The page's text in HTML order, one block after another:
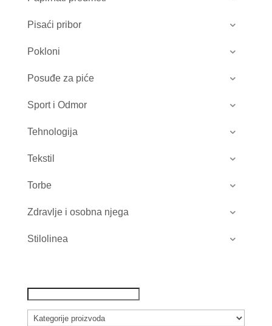
Pisaći pribor
Pokloni
Posuđe za piće
Sport i Odmor
Tehnologija
Tekstil
Torbe
Zdravlje i osobna njega
Stilolinea